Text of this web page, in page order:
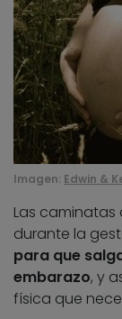
Imagen: Edwin &
Las caminatas
durante la
para que
embarazo, y
física que